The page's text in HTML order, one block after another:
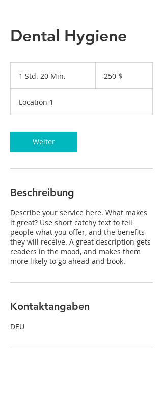
Dental Hygiene
1 Std. 20 Min.
2
M
n
Dollar250 $
Location 1
Weiter
Beschreibung
Describe your service here. What makes
it great? Use short catchy text to tell
people what you offer, and the benefits
they will receive. A great description gets
readers in the mood, and makes them
more likely to go ahead and book.
Kontaktangaben
DEU